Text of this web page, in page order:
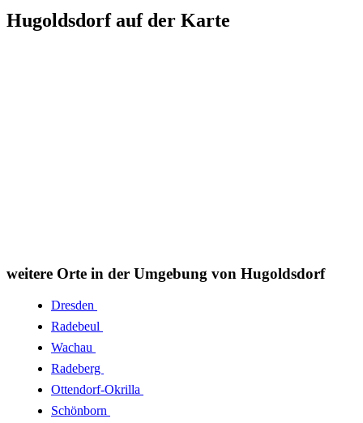
Hugoldsdorf auf der Karte
weitere Orte in der Umgebung von Hugoldsdorf
Dresden
Radebeul
Wachau
Radeberg
Ottendorf-Okrilla
Schönborn